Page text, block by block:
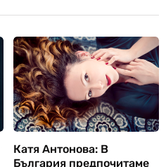
Катя Антонова: В
България предпочитаме